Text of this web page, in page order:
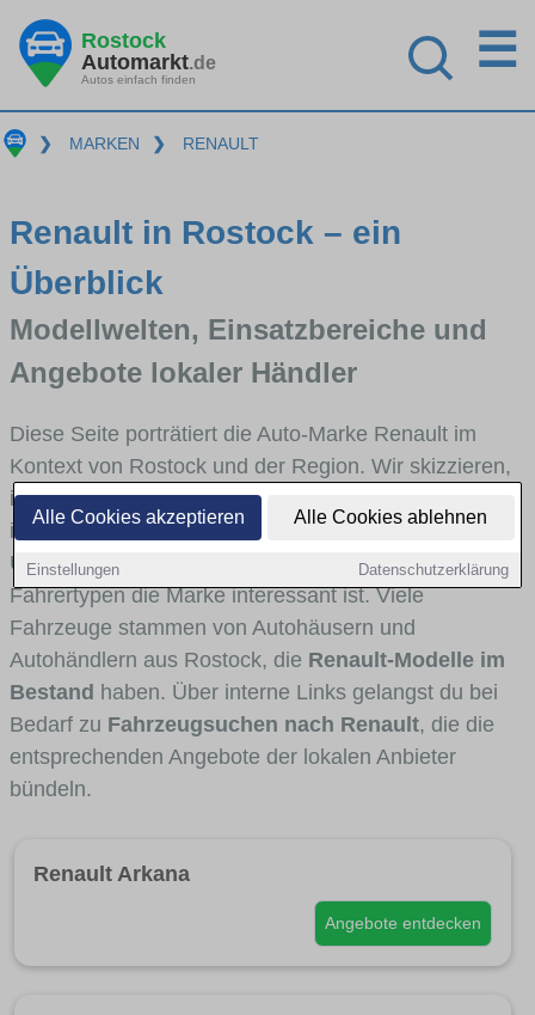
Alle Cookies akzeptieren Alle Cookies ablehnen
Einstellungen Datenschutzerklärung
Rostock
Automarkt.de
Autos einfach finden
☰
❯ MARKEN ❯ RENAULT
Renault in Rostock – ein
Überblick
Modellwelten, Einsatzbereiche und
Angebote lokaler Händler
Diese Seite porträtiert die Auto-Marke Renault im
Kontext von Rostock und der Region. Wir skizzieren,
in welchen Fahrzeugklassen Renault stark vertreten
ist, welche Modellreihen häufig im Stadt- und
Umlandverkehr zu sehen sind und für welche
Fahrertypen die Marke interessant ist. Viele
Fahrzeuge stammen von Autohäusern und
Autohändlern aus Rostock, die Renault-Modelle im
Bestand haben. Über interne Links gelangst du bei
Bedarf zu Fahrzeugsuchen nach Renault, die die
entsprechenden Angebote der lokalen Anbieter
bündeln.
Renault Arkana
Angebote entdecken